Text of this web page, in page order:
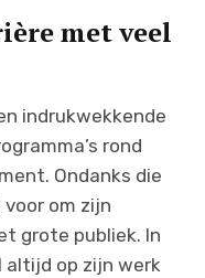
met veel
indrukwekkende
rond
Ondanks die
om zijn
grote publiek. In
op zijn werk